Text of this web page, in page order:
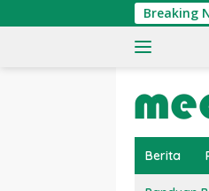
ke
Breaking
Berita